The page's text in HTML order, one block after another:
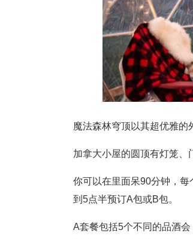
魔法森林穹顶以其超优雅的
加拿大小屋的圆顶有灯笼、
你可以在里面呆90分钟，
到5点半预订A包或B包。
A套餐包括5个不同的品酒